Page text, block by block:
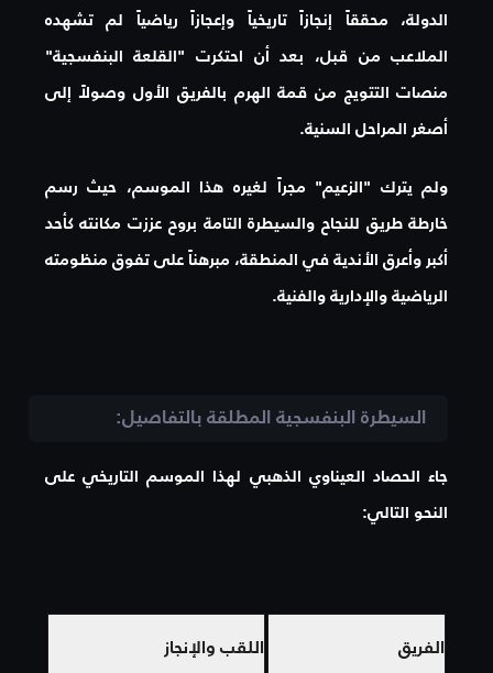
الدولة، محققاً إنجازاً تاريخياً وإعجازاً رياضياً لم تشهده
الملاعب من قبل، بعد أن احتكرت "القلعة البنفسجية"
منصات التتويج من قمة الهرم بالفريق الأول وصولاً إلى
أصغر المراحل السنية.
ولم يترك "الزعيم" مجراً لغيره هذا الموسم، حيث رسم
خارطة طريق للنجاح والسيطرة التامة بروح عززت مكانته كأحد
أكبر وأعرق الأندية في المنطقة، مبرهناً على تفوق منظومته
الرياضية والإدارية والفنية.
السيطرة البنفسجية المطلقة بالتفاصيل:
جاء الحصاد العيناوي الذهبي لهذا الموسم التاريخي على
النحو التالي:
الفريق اللقب والإنجاز